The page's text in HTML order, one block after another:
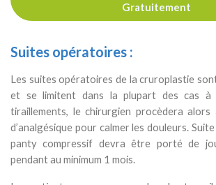
Gratuitement
Suites opératoires :
Les suites opératoires de la cruroplastie
et se limitent dans la plupart des cas à
tiraillements, le chirurgien procèdera alors
d’analgésique pour calmer les douleurs.
panty compressif devra être porté de
pendant au minimum 1 mois.